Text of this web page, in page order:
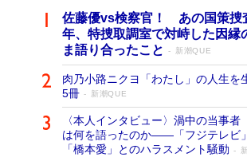
佐藤優vs検察官！ あの国策捜
年、特捜取調室で対峙した因縁
ま語り合ったこと
新潮QUE
肉乃小路ニクヨ「わたし」の人生を
5冊
新潮QUE
〈本人インタビュー〉渦中の当事者
は何を語ったのか――「フジテレビ
「橋本愛」とのハラスメント騒動